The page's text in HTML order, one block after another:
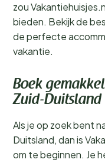
zou
bieden. Bekijk de
de perfecte
vakantie.
Boek
Zuid-
Als je op zoek bent
Duitsland, dan is
om te beginnen. Je